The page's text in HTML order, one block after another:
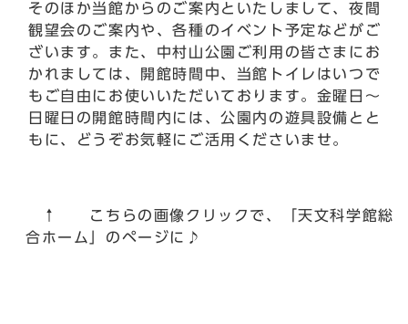
そのほか当館からのご案内といたしまして、夜間
観望会のご案内や、各種のイベント予定などがご
ざいます。また、中村山公園ご利用の皆さまにお
かれましては、開館時間中、当館トイレはいつで
もご自由にお使いいただいております。金曜日～
日曜日の開館時間内には、公園内の遊具設備とと
もに、どうぞお気軽にご活用くださいませ。
↑ こちらの画像クリックで、「天文科学館総
合ホーム」のページに♪